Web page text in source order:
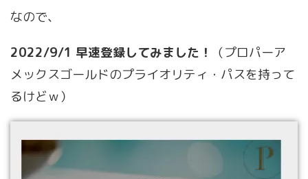
なので、
2022/9/1 早速登録してみました！
（プロパーア
メックスゴールドのプライオリティ・パスを持って
るけどｗ）